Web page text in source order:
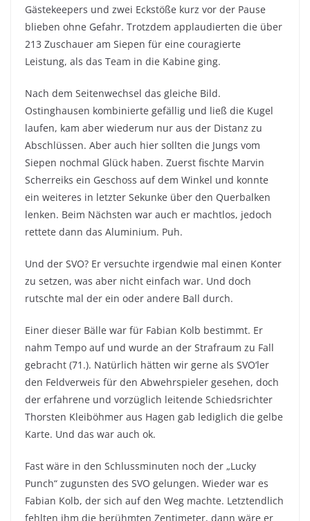
Gästekeepers und zwei Eckstöße kurz vor der Pause
blieben ohne Gefahr. Trotzdem applaudierten die über
213 Zuschauer am Siepen für eine couragierte
Leistung, als das Team in die Kabine ging.
Nach dem Seitenwechsel das gleiche Bild.
Ostinghausen kombinierte gefällig und ließ die Kugel
laufen, kam aber wiederum nur aus der Distanz zu
Abschlüssen. Aber auch hier sollten die Jungs vom
Siepen nochmal Glück haben. Zuerst fischte Marvin
Scherreiks ein Geschoss auf dem Winkel und konnte
ein weiteres in letzter Sekunke über den Querbalken
lenken. Beim Nächsten war auch er machtlos, jedoch
rettete dann das Aluminium. Puh.
Und der SVO? Er versuchte irgendwie mal einen Konter
zu setzen, was aber nicht einfach war. Und doch
rutschte mal der ein oder andere Ball durch.
Einer dieser Bälle war für Fabian Kolb bestimmt. Er
nahm Tempo auf und wurde an der Strafraum zu Fall
gebracht (71.). Natürlich hätten wir gerne als SVO‘ler
den Feldverweis für den Abwehrspieler gesehen, doch
der erfahrene und vorzüglich leitende Schiedsrichter
Thorsten Kleiböhmer aus Hagen gab lediglich die gelbe
Karte. Und das war auch ok.
Fast wäre in den Schlussminuten noch der „Lucky
Punch“ zugunsten des SVO gelungen. Wieder war es
Fabian Kolb, der sich auf den Weg machte. Letztendlich
fehlten ihm die berühmten Zentimeter, dann wäre er